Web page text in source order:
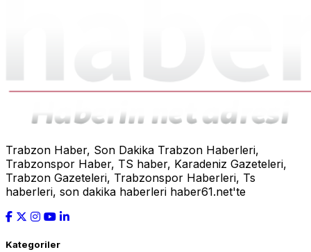
Trabzon Haber, Son Dakika Trabzon Haberleri,
Trabzonspor Haber, TS haber, Karadeniz Gazeteleri,
Trabzon Gazeteleri, Trabzonspor Haberleri, Ts
haberleri, son dakika haberleri haber61.net'te
Kategoriler